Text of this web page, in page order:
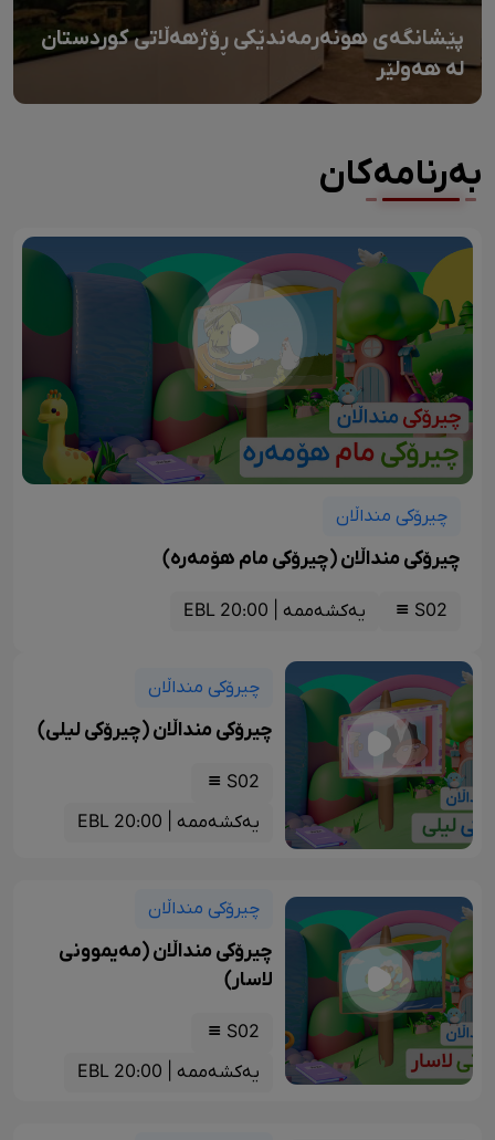
پێشانگەی هونەرمەندێکی ڕۆژهەڵاتی کوردستان
لە هەولێر
بەرنامەکان
چیرۆکی منداڵان
چیرۆکی منداڵان (چیرۆکی مام هۆمەرە)
S02 یەکشەممە | 20:00 EBL
چیرۆکی منداڵان
چیرۆکی منداڵان (چیرۆکی لیلی)
S02
یەکشەممە | 20:00 EBL
چیرۆکی منداڵان
چیرۆکی منداڵان (مەیموونی
لاسار)
S02
یەکشەممە | 20:00 EBL